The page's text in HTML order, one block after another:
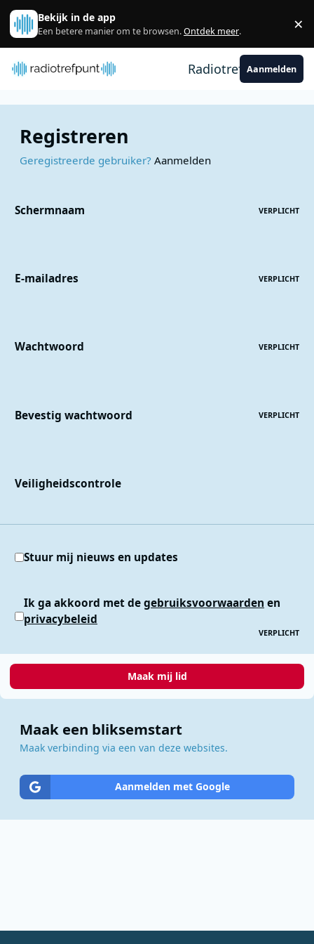
Spring naar bijdragen
Bekijk in de app
Een betere manier om te browsen.Ontdek meer. ×
RadiotrefpuntAanmelden
Registreren
Geregistreerde gebruiker? Aanmelden
Schermnaam VERPLICHT
E-mailadres VERPLICHT
Wachtwoord VERPLICHT
Bevestig wachtwoord VERPLICHT
Veiligheidscontrole
Stuur mij nieuws en updates
Ik ga akkoord met degebruiksvoorwaarden en
privacybeleid
VERPLICHT
Maak mij lid
Maak een bliksemstart
Maak verbinding via een van deze websites.
Aanmelden met Google